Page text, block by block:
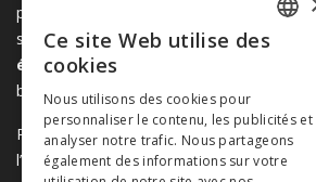
publiés par les éditeurs suisses de
sociales. Libreo.ch est la propriété de l'
éditeurs de sciences sociales et
but lucratif.www.editeurssuisses.ch
Projet réalisé avec le soutien de la
l’instruction publique de la Suisse
ITALIAN
Ce site Web utilise des
cookies
Nous utilisons des cookies pour
personnaliser le contenu, les publicités et
analyser notre trafic. Nous partageons
également des informations sur votre